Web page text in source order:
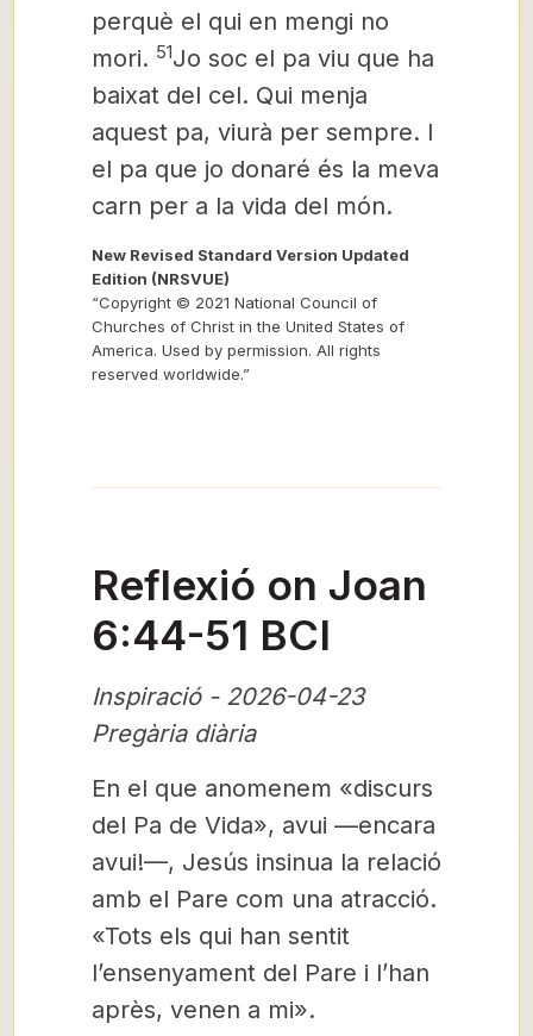
perquè el qui en mengi no
mori. 51Jo soc el pa viu que ha
baixat del cel. Qui menja
aquest pa, viurà per sempre. I
el pa que jo donaré és la meva
carn per a la vida del món.
New Revised Standard Version Updated
Edition (NRSVUE)
“Copyright © 2021 National Council of
Churches of Christ in the United States of
America. Used by permission. All rights
reserved worldwide.”
Reflexió on Joan
6:44-51 BCI
Inspiració - 2026-04-23
Pregària diària
En el que anomenem «discurs
del Pa de Vida», avui —encara
avui!—, Jesús insinua la relació
amb el Pare com una atracció.
«Tots els qui han sentit
l’ensenyament del Pare i l’han
après, venen a mi».